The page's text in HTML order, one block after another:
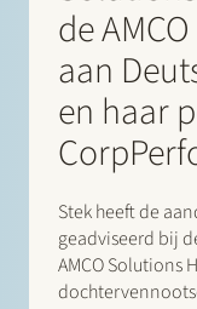
de
aan
en haar
Stek heeft de
geadviseerd bij
AMCO Solutions